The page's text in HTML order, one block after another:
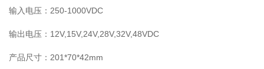
输入电压：250-1000VDC
输出电压：12V,15V,24V,28V,32V,48VDC
产品尺寸：201*70*42mm